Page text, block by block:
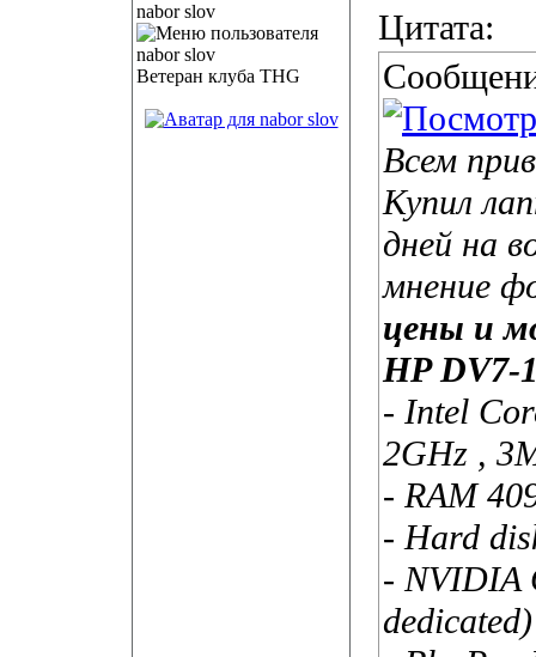
nabor slov
Ветеран клуба THG
Цитата:
Всем
Купил
дней на
мнение
цены и
HP DV7-
- Intel
2GHz ,
- RAM
- Hard
- NVIDIA